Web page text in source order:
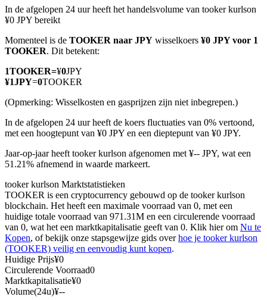
TradFi
Derivaten voor aandelen, forex, edelmetalen en grondstoffen
USDC-futures
Futures met USDC als onderpand
In de afgelopen 24 uur heeft het handelsvolume van tooker kurlson
¥0 JPY bereikt
Momenteel is de TOOKER naar JPY wisselkoers ¥0 JPY voor 1
TOOKER. Dit betekent:
1TOOKER=¥0JPY
¥1JPY=0TOOKER
(Opmerking: Wisselkosten en gasprijzen zijn niet inbegrepen.)
In de afgelopen 24 uur heeft de koers fluctuaties van 0% vertoond,
met een hoogtepunt van ¥0 JPY en een dieptepunt van ¥0 JPY.
Jaar-op-jaar heeft tooker kurlson afgenomen met ¥-- JPY, wat een
51.21% afnemend in waarde markeert.
tooker kurlson Marktstatistieken
TOOKER is een cryptocurrency gebouwd op de tooker kurlson
blockchain. Het heeft een maximale voorraad van 0, met een
huidige totale voorraad van 971.31M en een circulerende voorraad
van 0, wat het een marktkapitalisatie geeft van 0. Klik hier om Nu te
Kopen, of bekijk onze stapsgewijze gids overhoe je tooker kurlson
(TOOKER) veilig en eenvoudig kunt kopen.
Huidige Prijs¥0
Circulerende Voorraad0
Marktkapitalisatie¥0
Volume(24u)¥--